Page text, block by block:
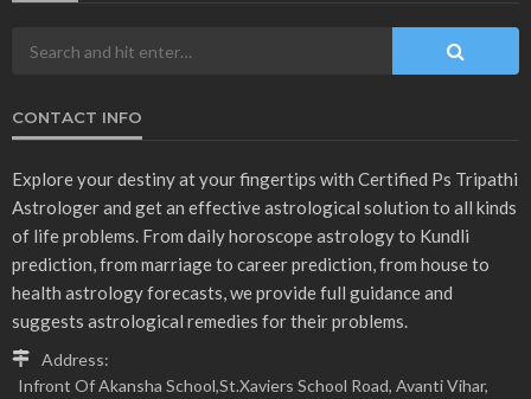
CONTACT INFO
Explore your destiny at your fingertips with Certified Ps Tripathi
Astrologer and get an effective astrological solution to all kinds
of life problems. From daily horoscope astrology to Kundli
prediction, from marriage to career prediction, from house to
health astrology forecasts, we provide full guidance and
suggests astrological remedies for their problems.
Address:
Infront Of Akansha School,St.Xaviers School Road, Avanti Vihar,